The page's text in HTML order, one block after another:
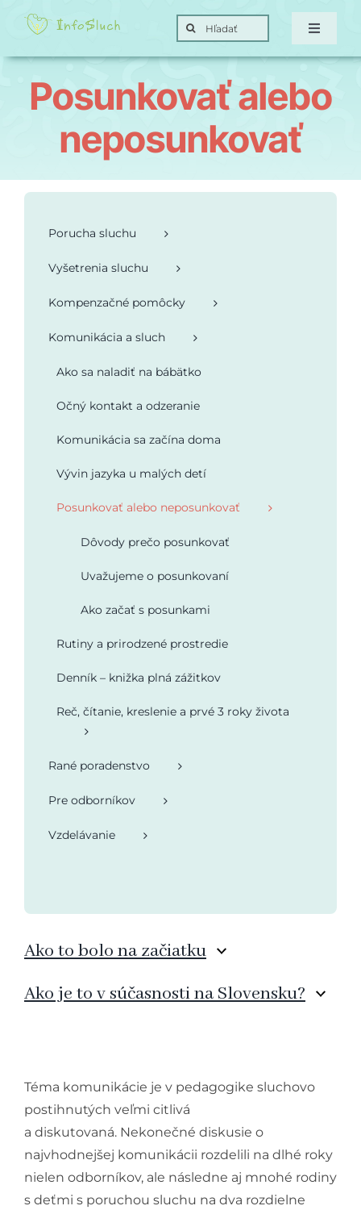
content
Toggle
Posunky
Ciele
Kontakt
Search
for:
Posunkovať alebo
neposunkovať
Porucha sluchu
Vyšetrenia sluchu
Kompenzačné pomôcky
Komunikácia a sluch
Ako sa naladiť na bábätko
Očný kontakt a odzeranie
Komunikácia sa začína doma
Vývin jazyka u malých detí
Posunkovať alebo neposunkovať
Dôvody prečo posunkovať
Uvažujeme o posunkovaní
Ako začať s posunkami
Rutiny a prirodzené prostredie
Denník – knižka plná zážitkov
Reč, čítanie, kreslenie a prvé 3 roky života
Rané poradenstvo
Pre odborníkov
Vzdelávanie
Ako to bolo na začiatku
Ako je to v súčasnosti na Slovensku?
Téma komunikácie je v pedagogike sluchovo
postihnutých veľmi citlivá
a diskutovaná. Nekonečné diskusie o
najvhodnejšej komunikácii rozdelili na dlhé roky
nielen odborníkov, ale následne aj mnohé rodiny
s deťmi s poruchou sluchu na dva rozdielne